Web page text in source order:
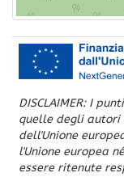
DISCLAIMER: I
quelle degli autori
dell'Unione
l'Unione europea
essere ritenute